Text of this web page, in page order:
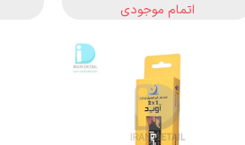
اتمام موجودی